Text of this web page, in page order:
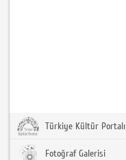
Türkiye Kültür Portalı
Fotoğraf Galerisi